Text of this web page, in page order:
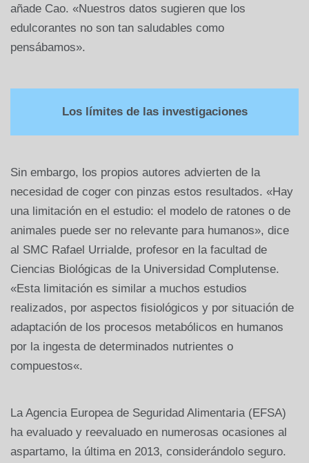
añade Cao. «Nuestros datos sugieren que los
edulcorantes no son tan saludables como
pensábamos».
Los límites de las investigaciones
Sin embargo, los propios autores advierten de la
necesidad de coger con pinzas estos resultados. «Hay
una limitación en el estudio: el modelo de ratones o de
animales puede ser no relevante para humanos», dice
al SMC Rafael Urrialde, profesor en la facultad de
Ciencias Biológicas de la Universidad Complutense.
«Esta limitación es similar a muchos estudios
realizados, por aspectos fisiológicos y por situación de
adaptación de los procesos metabólicos en humanos
por la ingesta de determinados nutrientes o
compuestos«.
La Agencia Europea de Seguridad Alimentaria (EFSA)
ha evaluado y reevaluado en numerosas ocasiones al
aspartamo, la última en 2013, considerándolo seguro.